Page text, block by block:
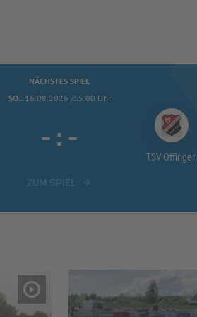
NÄCHSTES SPIEL
SO.. 16.08.2026 /15:00 Uhr
- : -
TSV Offingen